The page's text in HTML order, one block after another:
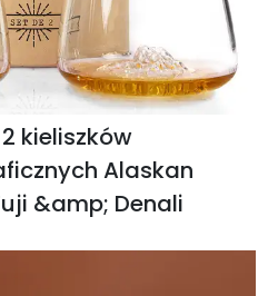
kieliszków
Alaskan
&amp; Denali